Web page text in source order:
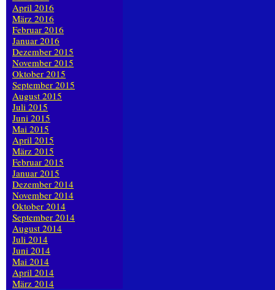
April 2016
März 2016
Februar 2016
Januar 2016
Dezember 2015
November 2015
Oktober 2015
September 2015
August 2015
Juli 2015
Juni 2015
Mai 2015
April 2015
März 2015
Februar 2015
Januar 2015
Dezember 2014
November 2014
Oktober 2014
September 2014
August 2014
Juli 2014
Juni 2014
Mai 2014
April 2014
März 2014